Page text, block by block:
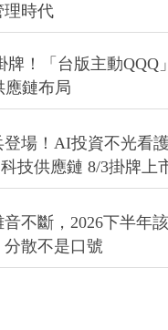
理時代
牌！「台版主動QQQ
鏈布局
場！AI投資不光看
技供應鏈 8/3掛牌上
不斷，2026下半年
散不是口號